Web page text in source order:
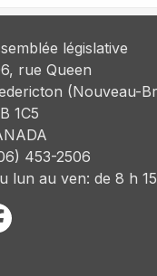
législative
rue Queen
(Nouveau-
1C5
453-2506
lun au ven: de 8 h